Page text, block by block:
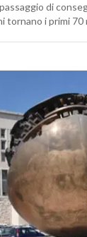
di
tornano i primi